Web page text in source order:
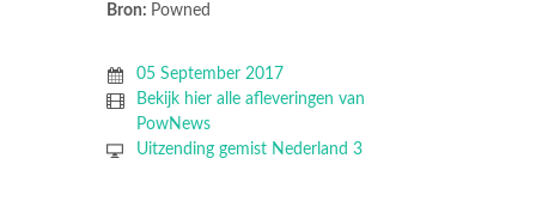
Bron: Powned
05 September 2017
Bekijk hier alle afleveringen van
PowNews
Uitzending gemist Nederland 3